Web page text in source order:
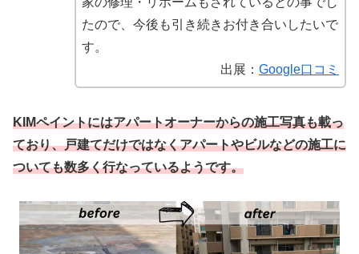
たので、今後も引き続きお付き合いしたいで
す。
出展： Google口コミ
KIMペイントにはアパートオーナーからの施工写真も載っ
ており、戸建てだけではなくアパートやビルなどの施工に
ついても数多く行なっているようです。